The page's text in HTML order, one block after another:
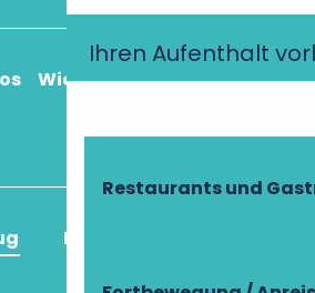
Ihren Aufenthalt
Restaurants und
Wie komme ich an?
Im Flugzeug